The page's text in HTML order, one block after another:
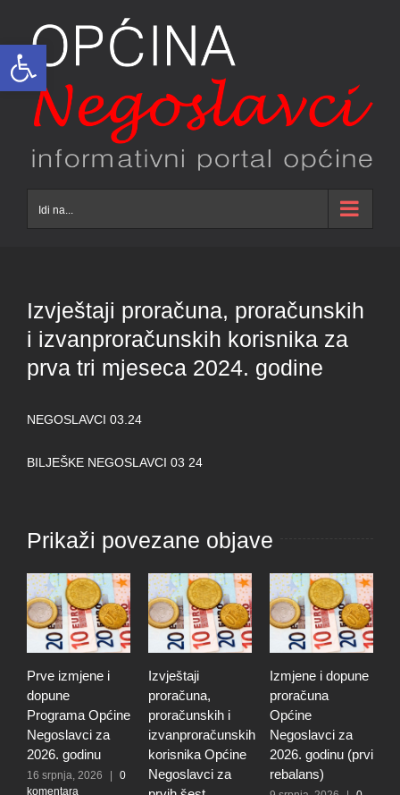
Open toolbar
content
Idi na...
Izvještaji proračuna, proračunskih
i izvanproračunskih korisnika za
prva tri mjeseca 2024. godine
NEGOSLAVCI 03.24
BILJEŠKE NEGOSLAVCI 03 24
Prikaži povezane objave
Prve izmjene i
dopune
Programa Općine
Negoslavci za
2026. godinu
16 srpnja, 2026
0
komentara
Izvještaji
proračuna,
proračunskih i
izvanproračunskih
korisnika Općine
Negoslavci za
Izmjene i dopune
proračuna
Općine
Negoslavci za
2026. godinu (prvi
rebalans)